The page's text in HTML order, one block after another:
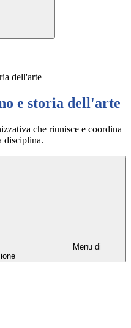
dell'arte
e storia dell'arte
che riunisce e coordina
disciplina.
Menu di